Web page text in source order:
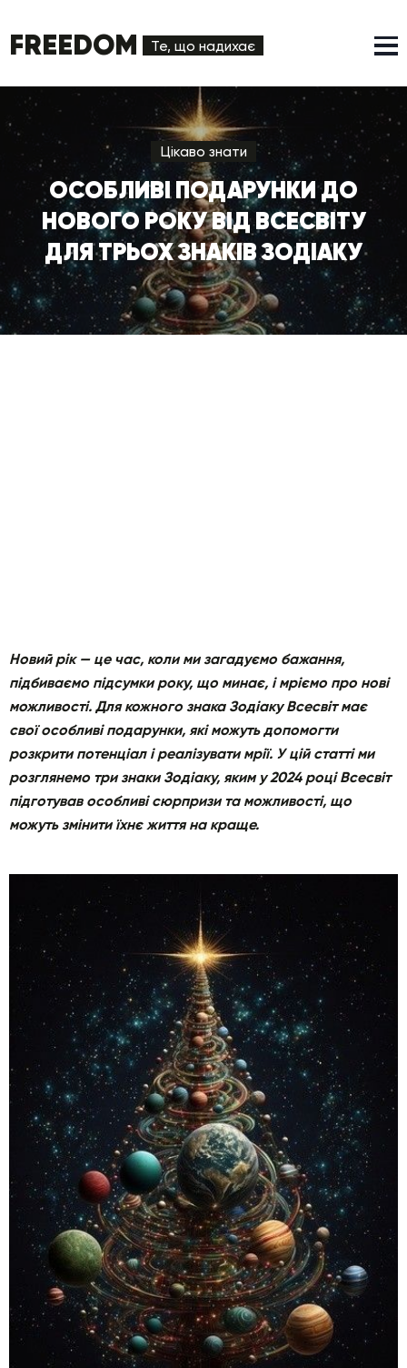
FREEDOM Те, що надихає
Цікаво знати
ОСОБЛИВІ ПОДАРУНКИ ДО
НОВОГО РОКУ ВІД ВСЕСВІТУ
ДЛЯ ТРЬОХ ЗНАКІВ ЗОДІАКУ
Новий рік — це час, коли ми загадуємо бажання,
підбиваємо підсумки року, що минає, і мріємо про нові
можливості. Для кожного знака Зодіаку Всесвіт має
свої особливі подарунки, які можуть допомогти
розкрити потенціал і реалізувати мрії. У цій статті ми
розглянемо три знаки Зодіаку, яким у 2024 році Всесвіт
підготував особливі сюрпризи та можливості, що
можуть змінити їхнє життя на краще.